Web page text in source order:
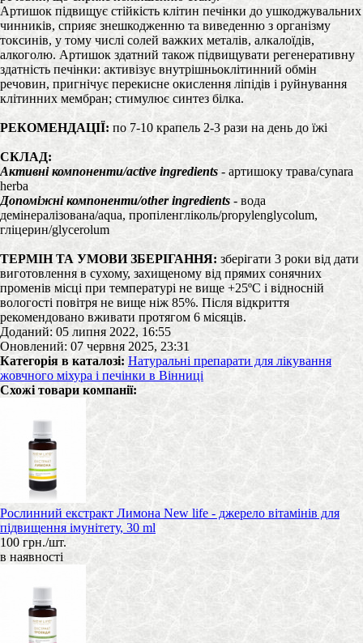
Артишок підвищує стійкість клітин печінки до ушкоджувальних
чинників, сприяє знешкодженню та виведенню з організму
токсинів, у тому числі солей важких металів, алкалоїдів,
алкоголю. Артишок здатний також підвищувати регенеративну
здатність печінки: активізує внутрішньоклітинний обмін
речовин, пригнічує перекисне окислення ліпідів і руйнування
клітинних мембран; стимулює синтез білка.
РЕКОМЕНДАЦІЇ: по 7-10 крапель 2-3 рази на день до їжі
СКЛАД:
Активні компоненти/active ingredients - артишоку трава/cynara
herba
Допоміжні компоненти/other ingredients - вода
демінералізована/aqua, пропіленгліколь/propylenglycolum,
гліцерин/glycerolum
ТЕРМІН ТА УМОВИ ЗБЕРІГАННЯ: зберігати 3 роки від дати
виготовлення в сухому, захищеному від прямих сонячних
променів місці при температурі не вище +25ºС і відносній
вологості повітря не вище ніж 85%. Після відкриття
рекомендовано вживати протягом 6 місяців.
Доданий: 05 липня 2022, 16:55
Оновлений: 07 червня 2025, 23:31
Категорія в каталозі: Натуральні препарати для лікування
жовчного міхура і печінки в Вінниці
Схожі товари компанії:
Рослинний екстракт Лимона New life - джерело вітамінів для
підвищення імунітету, 30 ml
100 грн./шт.
в наявності